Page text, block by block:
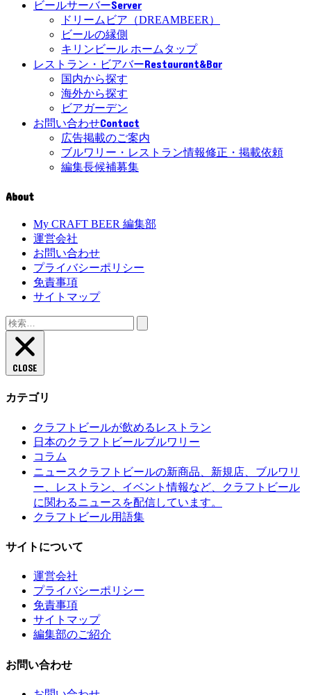
ビールサーバーServer
ドリームビア（DREAMBEER）
ビールの縁側
キリンビール ホームタップ
レストラン・ビアバーRestaurant&Bar
国内から探す
海外から探す
ビアガーデン
お問い合わせContact
広告掲載のご案内
ブルワリー・レストラン情報修正・掲載依頼
編集長候補募集
About
My CRAFT BEER 編集部
運営会社
お問い合わせ
プライバシーポリシー
免責事項
サイトマップ
検
索:
CLOSE
カテゴリ
クラフトビールが飲めるレストラン
日本のクラフトビールブルワリー
コラム
ニュース クラフトビールの新商品、新規店、ブルワリ
ー、レストラン、イベント情報など、クラフトビール
に関わるニュースを配信しています。
クラフトビール用語集
サイトについて
運営会社
プライバシーポリシー
免責事項
サイトマップ
編集部のご紹介
お問い合わせ